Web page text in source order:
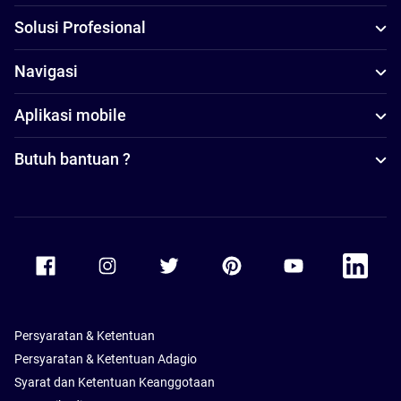
Solusi Profesional
Navigasi
Aplikasi mobile
Butuh bantuan ?
Accor Youtube
Accor
Persyaratan & Ketentuan
Persyaratan & Ketentuan Adagio
Syarat dan Ketentuan Keanggotaan